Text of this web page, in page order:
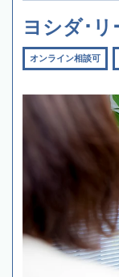
ヨシダ･リ
オンライン相談可